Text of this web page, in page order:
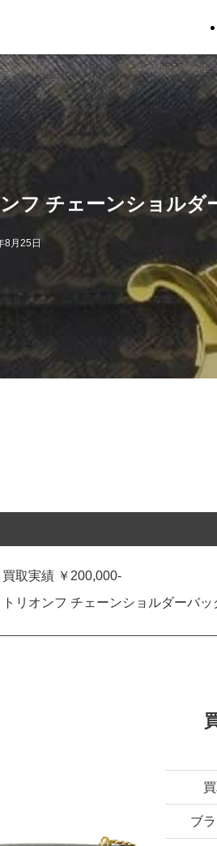
フ チェーンショルダ
8月25日
買取実績 ￥200,000-
トリオンフ チェーンショルダーバ
ブラ